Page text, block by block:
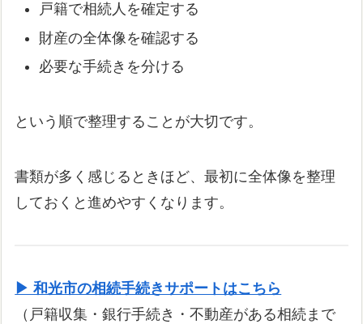
戸籍で相続人を確定する
財産の全体像を確認する
必要な手続きを分ける
という順で整理することが大切です。
書類が多く感じるときほど、最初に全体像を整理
しておくと進めやすくなります。
▶ 和光市の相続手続きサポートはこちら
（戸籍収集・銀行手続き・不動産がある相続まで